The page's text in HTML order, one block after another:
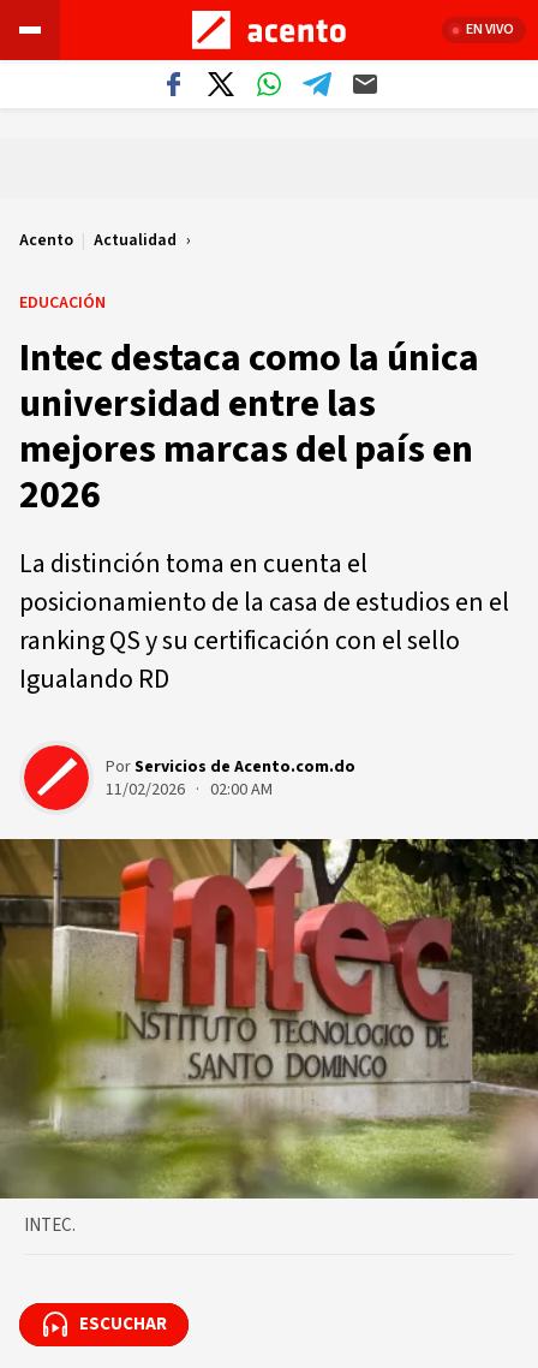
EN VIVO
Acento | Actualidad
EDUCACIÓN
Intec destaca como la única
universidad entre las
mejores marcas del país en
2026
La distinción toma en cuenta el
posicionamiento de la casa de estudios en el
ranking QS y su certificación con el sello
Igualando RD
PorServicios de Acento.com.do
11/02/2026 · 02:00 AM
INTEC.
ESCUCHAR
ESCUCHAR